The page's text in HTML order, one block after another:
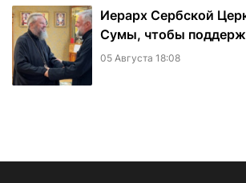
Иерарх Сербской
Сумы, чтобы
05 Августа 18:08